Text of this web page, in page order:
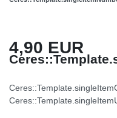
4,90 EUR